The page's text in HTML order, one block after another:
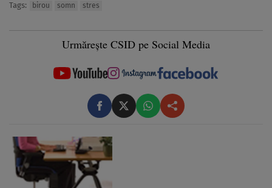
Tags: birou somn stres
Urmărește CSID pe Social Media